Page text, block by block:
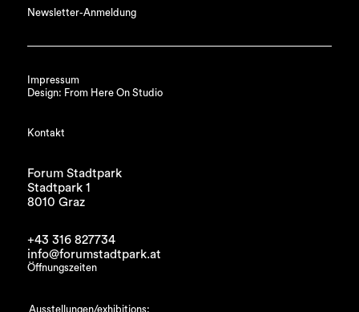
Newsletter-Anmeldung
Impressum
Design: From Here On Studio
Kontakt
Forum Stadtpark
Stadtpark 1
8010 Graz
+43 316 827734
info@forumstadtpark.at
Öffnungszeiten
Ausstellungen/exhibitions: